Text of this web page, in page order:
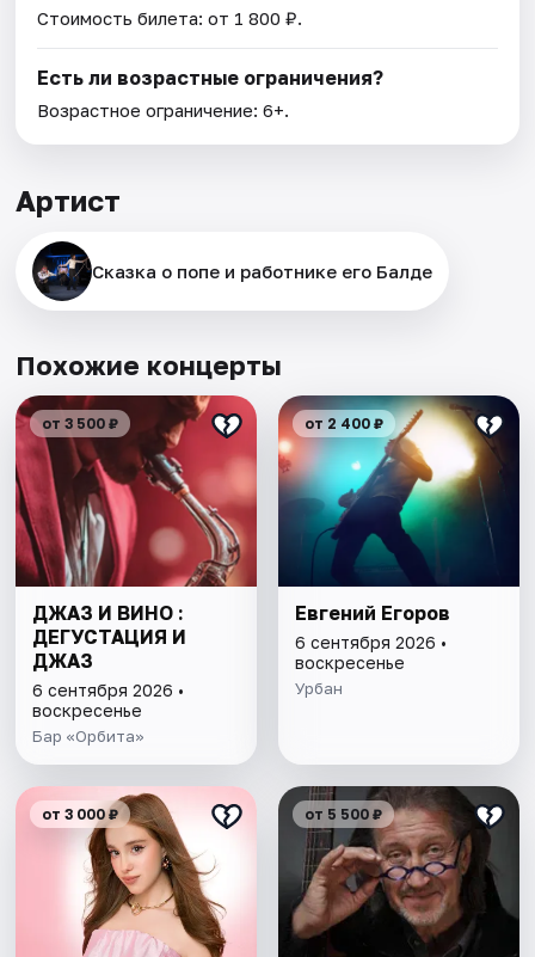
Стоимость билета: от 1 800 ₽.
Есть ли возрастные ограничения?
Возрастное ограничение: 6+.
Артист
Сказка о попе и работнике его Балде
Похожие концерты
от 3 500 ₽
ДЖАЗ И ВИНО :
ДЕГУСТАЦИЯ И
ДЖАЗ
6 сентября 2026 •
воскресенье
Бар «Орбита»
от 2 400 ₽
Евгений Егоров
6 сентября 2026 •
воскресенье
Урбан
от 3 000 ₽ от 5 500 ₽